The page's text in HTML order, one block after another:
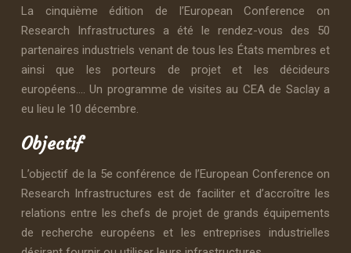
La cinquième édition de l’European Conference on
Research Infrastructures a été le rendez-vous des 50
partenaires industriels venant de tous les États membres et
ainsi que les porteurs de projet et les décideurs
européens…. Un programme de visites au CEA de Saclay a
eu lieu le 10 décembre.
Objectif
L’objectif de la 5e conférence de l’European Conference on
Research Infrastructures est de faciliter et d’accroître les
relations entre les chefs de projet de grands équipements
de recherche européens et les entreprises industrielles